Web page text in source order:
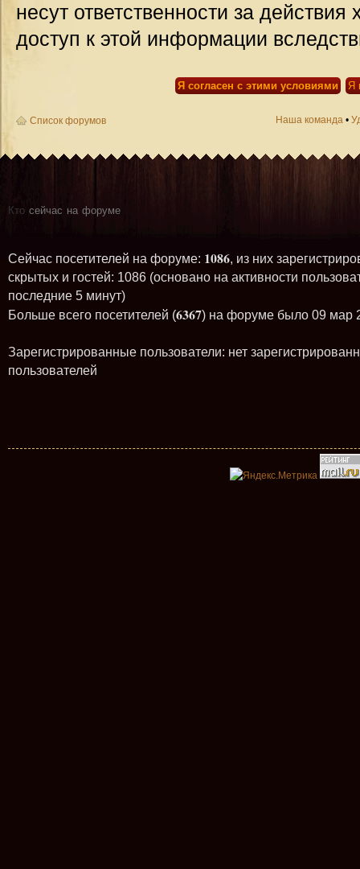
несут ответственности за
доступ к этой информации
Список форумов Наша команда •
Кто сейчас на форуме
Сейчас посетителей на форуме: 1086, из них
скрытых и гостей: 1086 (основано на активности
последние 5 минут)
Больше всего посетителей (6367) на форуме было 09 мар
Зарегистрированные пользователи: нет
пользователей